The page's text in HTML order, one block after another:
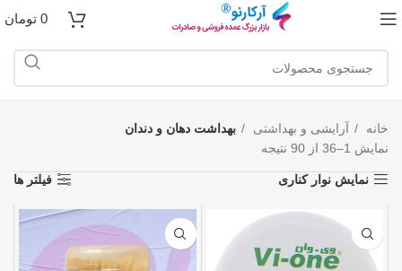
0 تومان
خانه آرایشی و بهداشتی
بهداشت دهان و دندان
نمایش 1–36 از 90 نتیجه
نمایش نوار کناری فیلتر ها